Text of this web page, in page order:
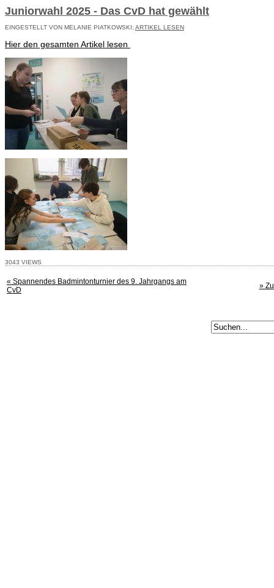
Juniorwahl 2025 - Das CvD hat gewählt
EINGESTELLT VON MELANIE PIATKOWSKI; ARTIKEL LESEN
Hier den gesamten Artikel lesen
3043 VIEWS
« Spannendes Badmintonturnier des 9. Jahrgangs am
CvD
»